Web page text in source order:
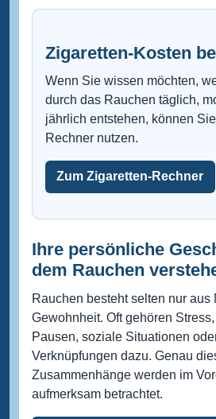
Zigaretten-Kosten
Wenn Sie wissen möchten,
durch das Rauchen täglich,
jährlich entstehen, können
Rechner nutzen.
Zum Zigaretten-Rechner
Ihre persönliche
dem Rauchen
Rauchen besteht selten nur aus
Gewohnheit. Oft gehören
Pausen, soziale Situationen
Verknüpfungen dazu. Genau
Zusammenhänge werden im
aufmerksam betrachtet.